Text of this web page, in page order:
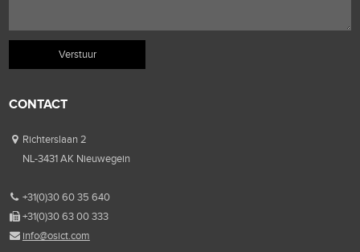
CONTACT
Richterslaan 2
NL-3431 AK Nieuwegein
+31(0)30 60 35 640
+31(0)30 63 00 333
info@osict.com